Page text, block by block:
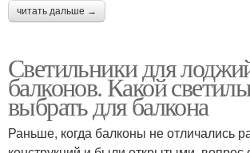
читать дальше →
Светильники для
балконов. Какой
выбрать для балкона
Раньше, когда балконы не отличались